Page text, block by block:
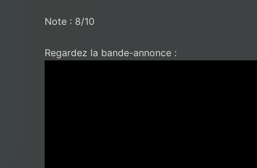
Note : 8/10
Regardez la bande-annonce :